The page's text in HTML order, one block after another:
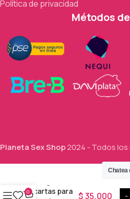
Política de privacidad
Métodos
Planeta Sex Shop2024 - Todos
cartas para $35,000
Chatea
0